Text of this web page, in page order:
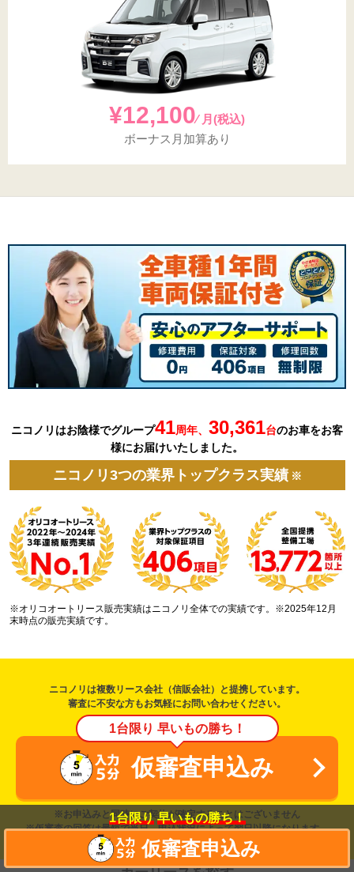
¥12,100⁄ 月(税込)
ボーナス月加算あり
ニコノリはお陰様でグループ41周年、 30,361台のお車をお客
様にお届けいたしました。
ニコノリ3つの業界トップクラス実績 ※
※オリコオートリース販売実績はニコノリ全体での実績です。※2025年12月
末時点の販売実績です。
ニコノリは複数リース会社（信販会社）と提携しています。
審査に不安な方もお気軽にお問い合わせください。
1台限り 早いもの勝ち！
仮審査申込み
※お申込みと同時にご契約が確定することはございません
※仮審査の回答は最短で当日、申込状況によって翌日以降になります。
1台限り 早いもの勝ち！
仮審査申込み